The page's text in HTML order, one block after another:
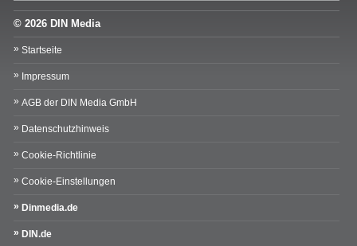
© 2026 DIN Media
Startseite
Impressum
AGB der DIN Media GmbH
Datenschutzhinweis
Cookie-Richtlinie
Cookie-Einstellungen
Dinmedia.de
DIN.de